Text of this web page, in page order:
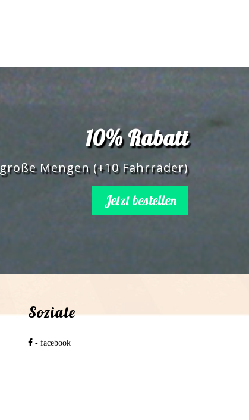
10%Rabatt
Mengen (+10 Fahrräder)
Jetzt bestellen
Soziale
- facebook